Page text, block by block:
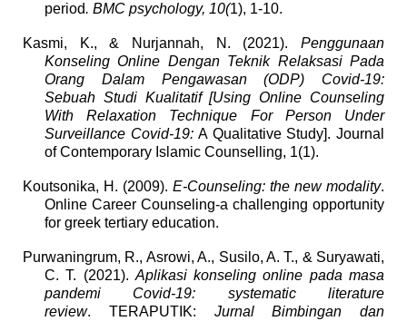
period. BMC psychology, 10(1), 1-10.
Kasmi, K., & Nurjannah, N. (2021). Penggunaan
Konseling Online Dengan Teknik Relaksasi Pada
Orang Dalam Pengawasan (ODP) Covid-19:
Sebuah Studi Kualitatif [Using Online Counseling
With Relaxation Technique For Person Under
Surveillance Covid-19:A Qualitative Study]. Journal
of Contemporary Islamic Counselling, 1(1).
Koutsonika, H. (2009). E-Counseling: the new modality.
Online Career Counseling-a challenging opportunity
for greek tertiary education.
Purwaningrum, R., Asrowi, A., Susilo, A. T., & Suryawati,
C. T. (2021). Aplikasi konseling online pada masa
pandemi Covid-19: systematic literature
review. TERAPUTIK: Jurnal Bimbingan dan